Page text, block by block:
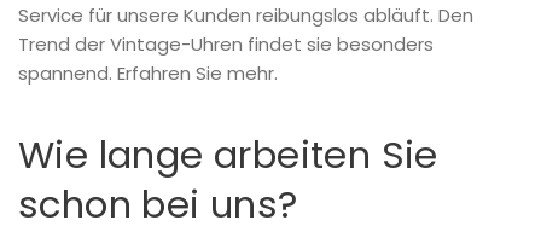
Service für unsere Kunden reibungslos abläuft. Den
Trend der Vintage-Uhren findet sie besonders
spannend. Erfahren Sie mehr.
Wie lange arbeiten Sie
schon bei uns?